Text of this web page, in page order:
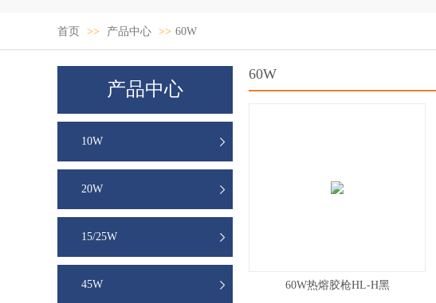
首页 >> 产品中心 >> 60W
产品中心
10W
20W
15/25W
45W
60W
60W热熔胶枪HL-H黑